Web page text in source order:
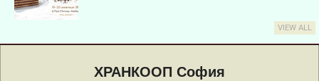
VIEW ALL
ХРАНКООП София